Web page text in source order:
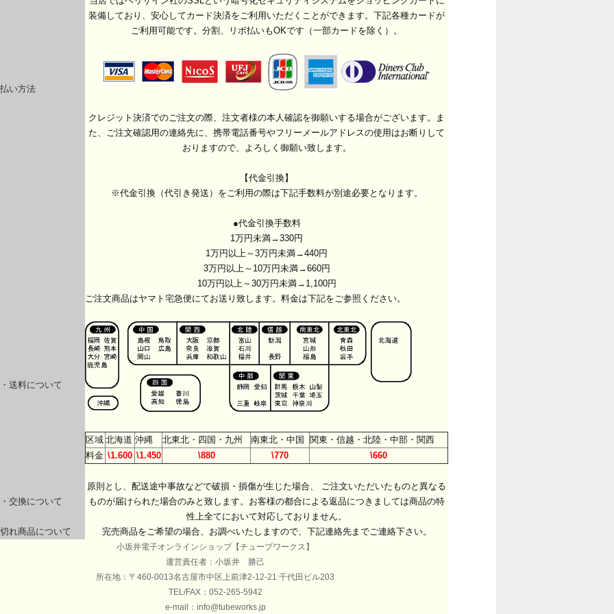
い方法
装備しており、安心してカード決済をご利用いただくことができます。下記各種カードが
ご利用可能です。分割、リボ払いもOKです（一部カードを除く）。
クレジット決済でのご注文の際、注文者様の本人確認を御願いする場合がございます。ま
た、ご注文確認用の連絡先に、携帯電話番号やフリーメールアドレスの使用はお断りして
おりますので、よろしく御願い致します。
【代金引換】
※代金引換（代引き発送）をご利用の際は下記手数料が別途必要となります。
●代金引換手数料
1万円未満→330円
1万円以上～3万円未満→440円
3万円以上～10万円未満→660円
10万円以上～30万円未満→1,100円
送料について
ご注文商品はヤマト宅急便にてお送り致します。料金は下記をご参照ください。
区域 北海道 沖縄 北東北・四国・九州 南東北・中国
関東・信越・北陸・中部・関西
料金 \1.600 \1.450 \880 \770 \660
交換について
原則とし、配送途中事故などで破損・損傷が生じた場合、 ご注文いただいたものと異なる
ものが届けられた場合のみと致します。お客様の都合による返品につきましては商品の特
性上全てにおいて対応しておりません。
れ商品について
完売商品をご希望の場合、お調べいたしますので、下記連絡先までご連絡下さい。
小坂井電子オンラインショップ【チューブワークス】
運営責任者：小坂井 勝己
所在地：〒460-0013名古屋市中区上前津2-12-21 千代田ビル203
TEL/FAX：052-265-5942
e-mail：info@tubeworks.jp